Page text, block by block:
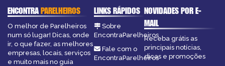
ENCONTRAPARELHEIROS
O melhor de Parelheiros
num só lugar! Dicas, onde
ir, o que fazer, as melhores
empresas, locais, serviços
e muito mais no guia
LINKS RÁPIDOS
Sobre
EncontraParelheiros
Fale com o
EncontraParelheiros
NOVIDADES POR E-
MAIL
Receba grátis as
principais notícias,
dicas e promoções